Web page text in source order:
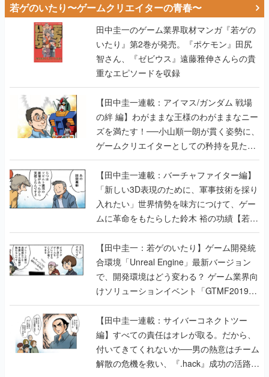
若ゲのいたり〜ゲームクリエイターの青春〜
田中圭一のゲーム業界取材マンガ『若ゲの
いたり』第2巻が発売。『ポケモン』田尻
智さん、『ゼビウス』遠藤雅伸さんらの貴
重なエピソードを収録
【田中圭一連載：アイマス/ガンダム 戦場
の絆 編】わがままな王様のわがままなニー
ズを満たす！──小山順一朗が貫く姿勢に、
ゲームクリエイターとしての矜持を見た
【若ゲのいたり最終回】
【田中圭一連載：バーチャファイター編】
「新しい3D表現のために、軍事技術を採り
入れたい」世界情勢を味方につけて、ゲー
ムに革命をもたらした鈴木 裕の功績【若ゲ
のいたり】
【田中圭一：若ゲのいたり】ゲーム開発統
合環境「Unreal Engine」最新バージョン
で、開発環境はどう変わる？ ゲーム業界向
けソリューションイベント「GTMF2019」
に行って、より理解を深めよう【PR】
【田中圭一連載：サイバーコネクトツー
編】すべての責任はオレが取る。だから、
付いてきてくれないか──男の熱意はチーム
解散の危機を救い、『.hack』成功の活路を